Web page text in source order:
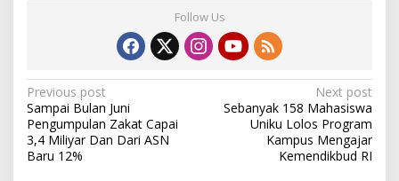
Follow Us
Post
navigation
Previous post
Sampai Bulan Juni
Pengumpulan Zakat Capai
3,4 Miliyar Dan Dari ASN
Baru 12%
Next post
Sebanyak 158 Mahasiswa
Uniku Lolos Program
Kampus Mengajar
Kemendikbud RI